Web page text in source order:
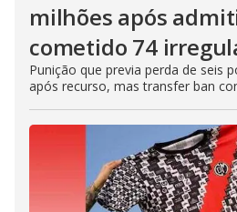
milhões após
cometido 74
Punição que previa perda de seis
após recurso, mas transfer ban